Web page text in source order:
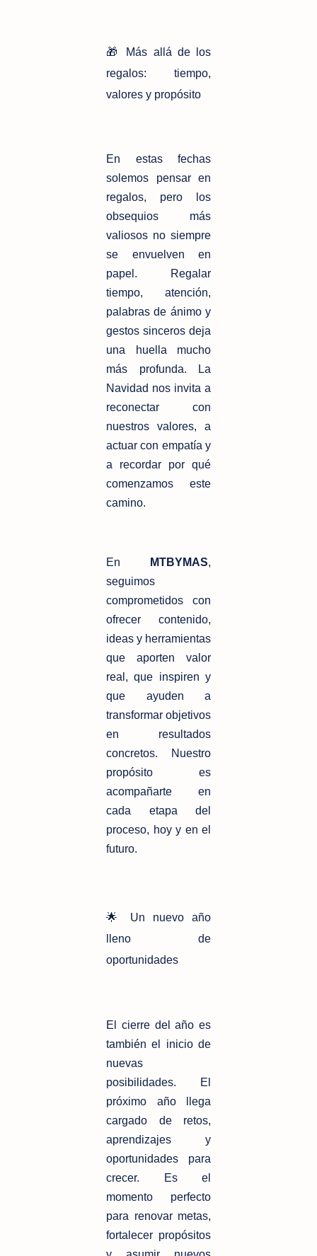
🎁 Más allá de los
regalos: tiempo,
valores y propósito
En estas fechas
solemos pensar en
regalos, pero los
obsequios más
valiosos no siempre
se envuelven en
papel. Regalar
tiempo, atención,
palabras de ánimo y
gestos sinceros deja
una huella mucho
más profunda. La
Navidad nos invita a
reconectar con
nuestros valores, a
actuar con empatía y
a recordar por qué
comenzamos este
camino.
En MTBYMAS,
seguimos
comprometidos con
ofrecer contenido,
ideas y herramientas
que aporten valor
real, que inspiren y
que ayuden a
transformar objetivos
en resultados
concretos. Nuestro
propósito es
acompañarte en
cada etapa del
proceso, hoy y en el
futuro.
🌟 Un nuevo año
lleno de
oportunidades
El cierre del año es
también el inicio de
nuevas
posibilidades. El
próximo año llega
cargado de retos,
aprendizajes y
oportunidades para
crecer. Es el
momento perfecto
para renovar metas,
fortalecer propósitos